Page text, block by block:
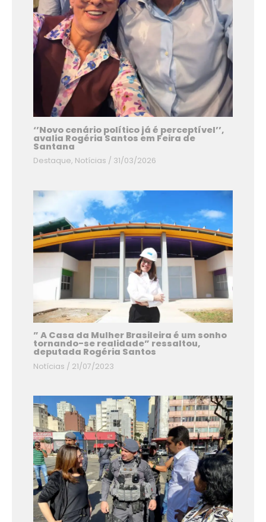
‘’Novo cenário político já é perceptível’’,
avalia Rogéria Santos em Feira de
Santana
Destaque, Notícias / 31/03/2026
” A Casa da Mulher Brasileira é um sonho
tornando-se realidade” ressaltou,
deputada Rogéria Santos
Notícias / 21/07/2023